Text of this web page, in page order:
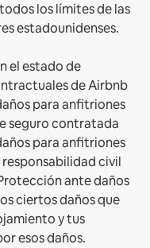
los límites de las
estadounidenses.
el estado de
de Airbnb
para anfitriones
seguro contratada
para anfitriones
responsabilidad civil
ante daños
ciertos daños que
y tus
esos daños.